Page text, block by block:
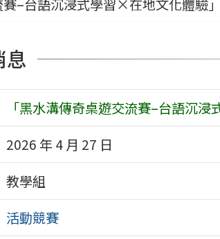
賽–台語沉浸式學習×在地文化體驗
息
「黑水溝傳奇桌遊交流賽–台語沉
2026 年 4 月 27 日
教學組
活動競賽